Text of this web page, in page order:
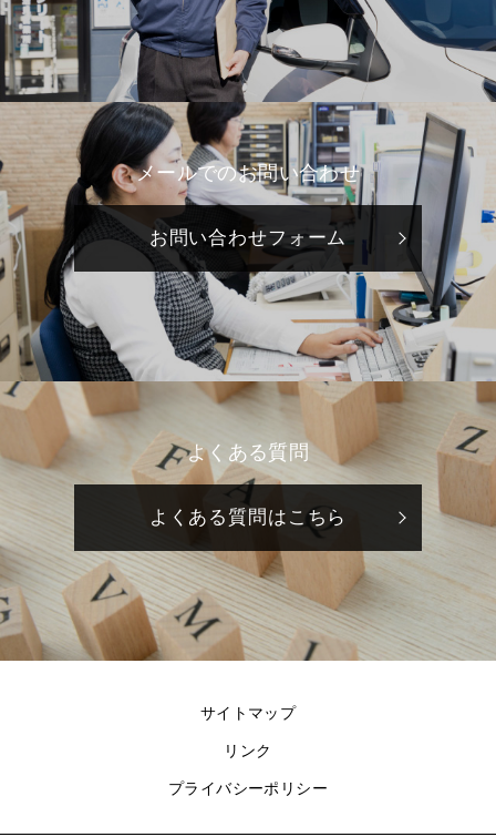
メールでのお問い合わせ
お問い合わせフォーム
よくある質問
よくある質問はこちら
サイトマップ
リンク
プライバシーポリシー